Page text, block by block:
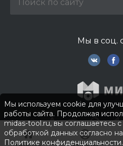
Мы в соц.
Мы используем cookie для
работы сайта. Продолжая
midas-tool.ru, вы соглашаетесь с
обработкой данных согласно
Политике конфиденциальности.